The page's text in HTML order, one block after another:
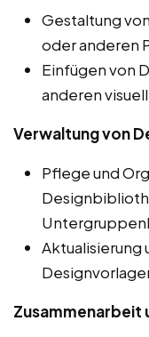
Gestaltung
oder anderen
Einfügen von
anderen
Verwaltung von
Pflege und
Aktualisierung
Zusammenarbeit